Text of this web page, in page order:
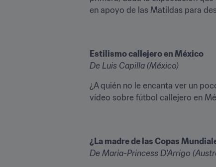
en apoyo de las Matildas para
Estilismo callejero en México
De Luis Capilla (México)
¿A quién no le encanta ver un
vídeo sobre fútbol callejero en
¿La madre de las Copas
De Maria-Princess D'Arrigo